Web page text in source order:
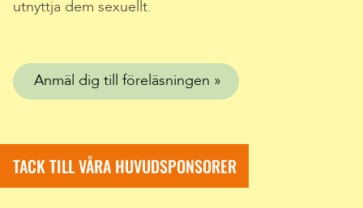
utnyttja dem sexuellt.
Anmäl dig till föreläsningen
TACK TILL VÅRA HUVUDSPONSORER